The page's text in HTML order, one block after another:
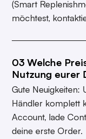
(Smart
möchtest,
03 Welche
Nutzung eurer
Gute Neuigkeiten:
Händler komplett
Account, lade
deine erste Order.‍